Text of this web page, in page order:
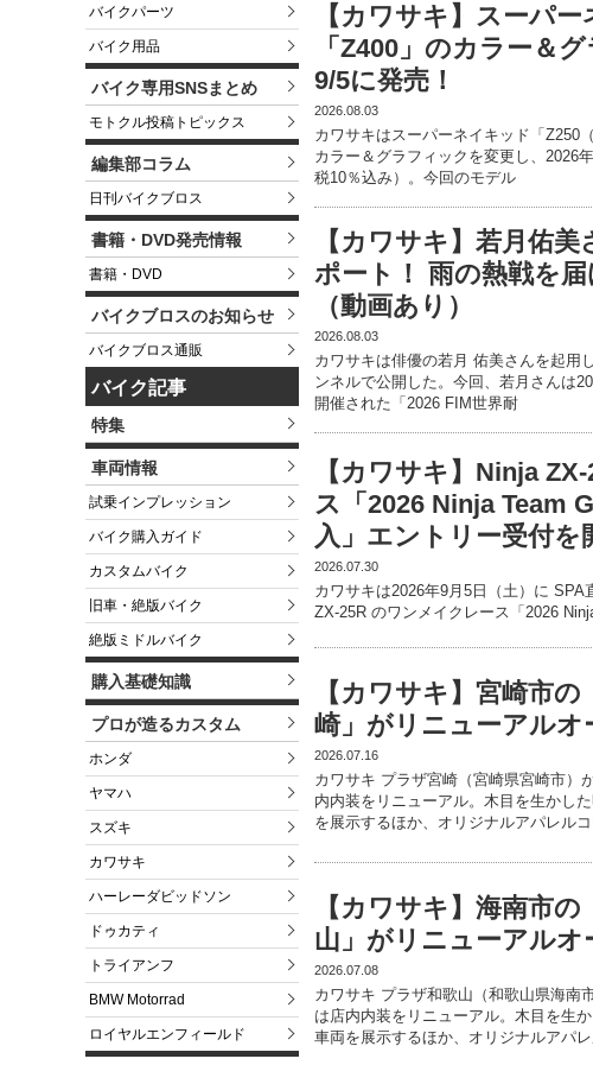
バイクパーツ
バイク用品
バイク専用SNSまとめ
モトクル投稿トピックス
編集部コラム
日刊バイクブロス
書籍・DVD発売情報
書籍・DVD
バイクブロスのお知らせ
バイクブロス通販
バイク記事
特集
車両情報
試乗インプレッション
バイク購入ガイド
カスタムバイク
旧車・絶版バイク
絶版ミドルバイク
購入基礎知識
プロが造るカスタム
ホンダ
ヤマハ
スズキ
カワサキ
ハーレーダビッドソン
ドゥカティ
トライアンフ
BMW Motorrad
ロイヤルエンフィールド
【カワサキ】スーパー
「Z400」のカラー＆
9/5に発売！
2026.08.03
カワサキはスーパーネイキッド「Z250
カラー＆グラフィックを変更し、2026
税10％込み）。今回のモデル
【カワサキ】若月佑
ポート！ 雨の熱戦を
（動画あり）
2026.08.03
カワサキは俳優の若月 佑美さんを起用
ンネルで公開した。今回、若月さんは
開催された「2026 FIM世界耐
【カワサキ】Ninja
ス「2026 Ninja Team
入」エントリー受付を
2026.07.30
カワサキは2026年9月5日（土）に
ZX-25R のワンメイクレース「2026
【カワサキ】宮崎市
崎」がリニューアルオ
2026.07.16
カワサキ プラザ宮崎（宮崎県宮崎市）
内内装をリニューアル。木目を生かし
を展示するほか、オリジナルアパレル
【カワサキ】海南市
山」がリニューアルオ
2026.07.08
カワサキ プラザ和歌山（和歌山県海南
は店内内装をリニューアル。木目を生
車両を展示するほか、オリジナルアパ